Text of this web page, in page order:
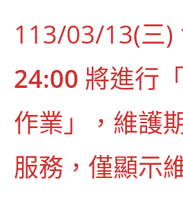
113/03/13(三)
24:00 將進行
作業」，維護
服務，僅顯示